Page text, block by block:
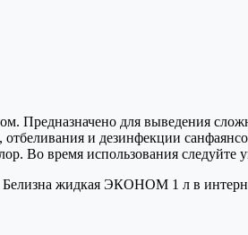
для выведения
и дезинфекции
Во время использования
жидкая ЭКОНОМ 1 л в